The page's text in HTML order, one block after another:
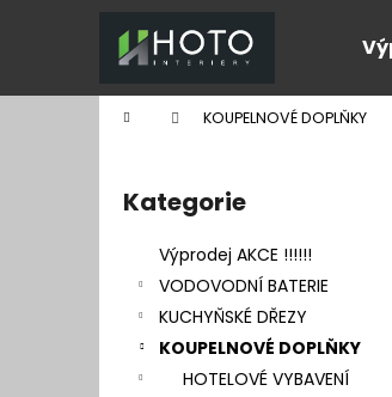
Domů KOUPELNOVÉ DOPLŇKY
Přeskočit
kategorie
Kategorie
Výprodej AKCE !!!!!!
VODOVODNÍ BATERIE
KUCHYŇSKÉ DŘEZY
KOUPELNOVÉ DOPLŇKY
HOTELOVÉ VYBAVENÍ
í
Zpět
do
Zpět
do